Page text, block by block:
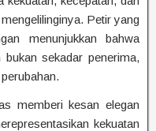
Petir yang
menunjukkan bahwa
sekadar penerima,
memberi kesan elegan
kekuatan